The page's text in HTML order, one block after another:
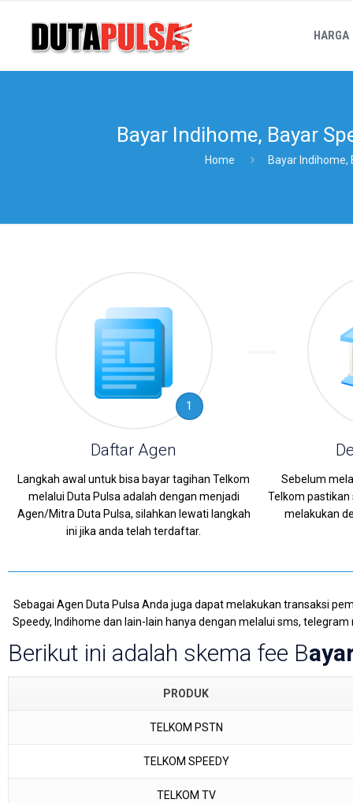
HARGA
Bayar Indihome, Bayar
Home Bayar Indihome,
1
Daftar Agen
Langkah awal untuk bisa bayar tagihan Telkom
melalui Duta Pulsa adalah dengan menjadi
Agen/Mitra Duta Pulsa, silahkan lewati langkah
ini jika anda telah terdaftar.
Sebelum
Telkom pastikan
melakukan
Sebagai Agen Duta Pulsa Anda juga dapat melakukan transaksi
Speedy, Indihome dan lain-lain hanya dengan melalui sms,
Berikut ini adalah skema fee B
PRODUK
TELKOM PSTN
TELKOM SPEEDY
TELKOM TV